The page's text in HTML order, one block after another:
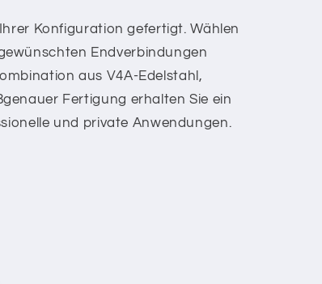
Konfiguration gefertigt. Wählen
Endverbindungen
aus V4A-Edelstahl,
Fertigung erhalten Sie ein
und private Anwendungen.